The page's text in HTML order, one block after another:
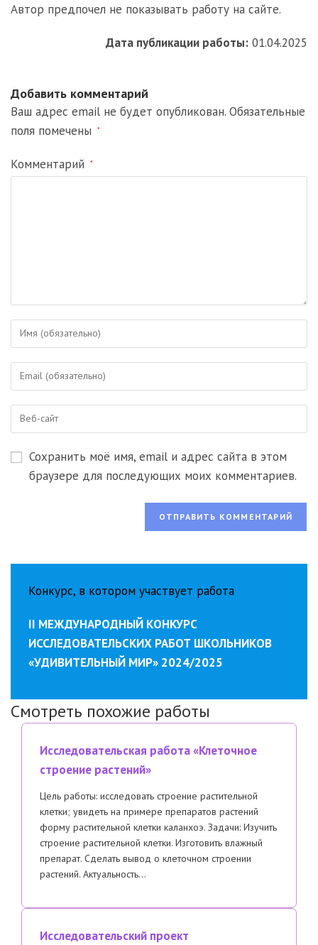
Автор предпочел не показывать работу на сайте.
Дата публикации работы: 01.04.2025
Добавить комментарий
Ваш адрес email не будет опубликован. Обязательные
поля помечены
*
Комментарий *
Введите
или
имя
пользователя,
чтобы
прокомментировать
Введите
адрес,
чтобы
Введите
веб-
сайта
Сохранить моё имя, email и адрес сайта в этом
браузере для последующих моих комментариев.
Конкурс, в котором участвует работа
II МЕЖДУНАРОДНЫЙ КОНКУРС
ИССЛЕДОВАТЕЛЬСКИХ РАБОТ ШКОЛЬНИКОВ
«УДИВИТЕЛЬНЫЙ МИР» 2024/2025
Смотреть похожие работы
Исследовательская работа «Клеточное
строение растений»
Цель работы: исследовать строение растительной
клетки; увидеть на примере препаратов растений
форму растительной клетки каланхоэ. Задачи: Изучить
строение растительной клетки. Изготовить влажный
препарат. Сделать вывод о клеточном строении
растений. Актуальность…
Исследовательский проект